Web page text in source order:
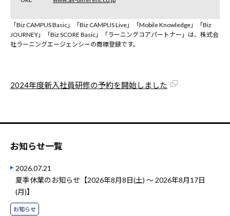
「Biz CAMPUS Basic」「Biz CAMPUS Live」「Mobile Knowledge」「Biz
JOURNEY」「Biz SCORE Basic」「ラーニングコアパートナー」は、株式会
社ラーニングエージェンシーの商標登録です。
2024年度新入社員研修の予約を開始しました
お知らせ一覧
2026.07.21
夏季休業のお知らせ【2026年8月8日(土) ～ 2026年8月17日
(月)】
お知らせ